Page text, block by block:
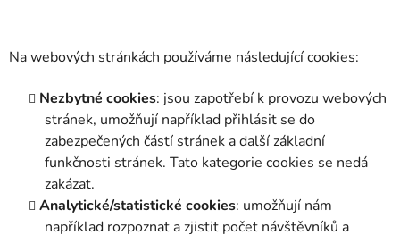
Na webových stránkách používáme následující cookies:
Nezbytné cookies: jsou zapotřebí k provozu webových
stránek, umožňují například přihlásit se do
zabezpečených částí stránek a další základní
funkčnosti stránek. Tato kategorie cookies se nedá
zakázat.
Analytické/statistické cookies: umožňují nám
například rozpoznat a zjistit počet návštěvníků a